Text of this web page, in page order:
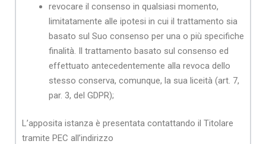
revocare il consenso in qualsiasi momento,
limitatamente alle ipotesi in cui il trattamento sia
basato sul Suo consenso per una o più specifiche
finalità. Il trattamento basato sul consenso ed
effettuato antecedentemente alla revoca dello
stesso conserva, comunque, la sua liceità (art. 7,
par. 3, del GDPR);
L’apposita istanza è presentata contattando il Titolare
tramite PEC all’indirizzo